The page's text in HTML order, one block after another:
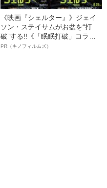
《映画『シェルター』》ジェイ
ソン・ステイサムがお盆を“打
破”する!!《「眠眠打破」コラ
ボ》
PR（キノフィルムズ）